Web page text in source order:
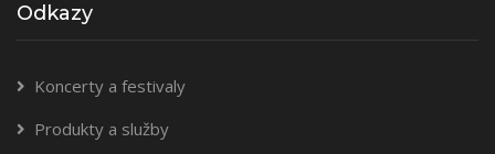
Odkazy
Koncerty a festivaly
Produkty a služby